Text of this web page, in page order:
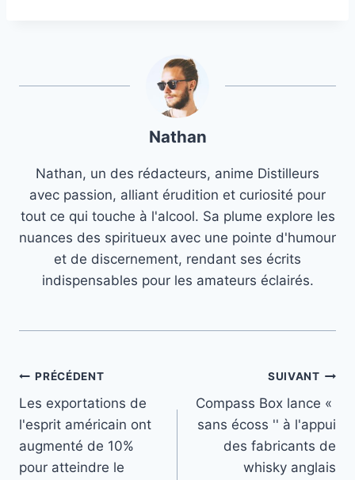
Nathan
Nathan, un des rédacteurs, anime Distilleurs
avec passion, alliant érudition et curiosité pour
tout ce qui touche à l'alcool. Sa plume explore les
nuances des spiritueux avec une pointe d'humour
et de discernement, rendant ses écrits
indispensables pour les amateurs éclairés.
Navigation
de
l’article
PRÉCÉDENT
Les exportations de
l'esprit américain ont
augmenté de 10%
pour atteindre le
SUIVANT
Compass Box lance «
sans écoss '' à l'appui
des fabricants de
whisky anglais